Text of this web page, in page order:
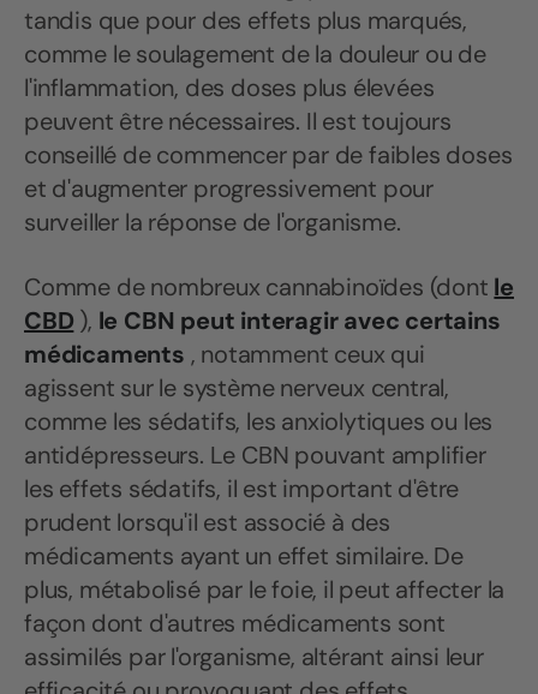
tandis que pour des effets plus marqués,
comme le soulagement de la douleur ou de
l'inflammation, des doses plus élevées
peuvent être nécessaires. Il est toujours
conseillé de commencer par de faibles doses
et d'augmenter progressivement pour
surveiller la réponse de l'organisme.
Comme de nombreux cannabinoïdes (dont le
CBD ), le CBN peut interagir avec certains
médicaments , notamment ceux qui
agissent sur le système nerveux central,
comme les sédatifs, les anxiolytiques ou les
antidépresseurs. Le CBN pouvant amplifier
les effets sédatifs, il est important d'être
prudent lorsqu'il est associé à des
médicaments ayant un effet similaire. De
plus, métabolisé par le foie, il peut affecter la
façon dont d'autres médicaments sont
assimilés par l'organisme, altérant ainsi leur